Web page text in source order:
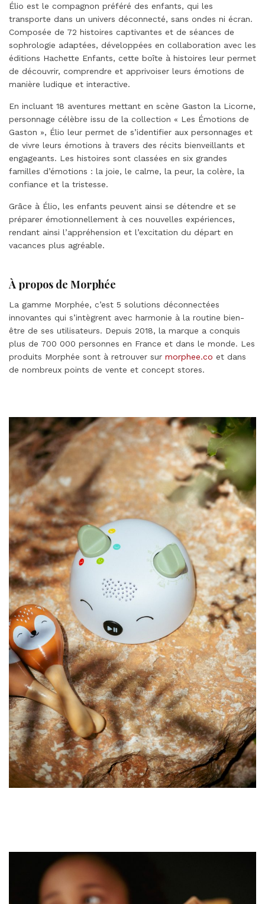
Élio est le compagnon préféré des enfants, qui les
transporte dans un univers déconnecté, sans ondes ni écran.
Composée de 72 histoires captivantes et de séances de
sophrologie adaptées, développées en collaboration avec les
éditions Hachette Enfants, cette boîte à histoires leur permet
de découvrir, comprendre et apprivoiser leurs émotions de
manière ludique et interactive.
En incluant 18 aventures mettant en scène Gaston la Licorne,
personnage célèbre issu de la collection « Les Émotions de
Gaston », Élio leur permet de s’identifier aux personnages et
de vivre leurs émotions à travers des récits bienveillants et
engageants. Les histoires sont classées en six grandes
familles d’émotions : la joie, le calme, la peur, la colère, la
confiance et la tristesse.
Grâce à Élio, les enfants peuvent ainsi se détendre et se
préparer émotionnellement à ces nouvelles expériences,
rendant ainsi l’appréhension et l’excitation du départ en
vacances plus agréable.
À propos de Morphée
La gamme Morphée, c’est 5 solutions déconnectées
innovantes qui s’intègrent avec harmonie à la routine bien-
être de ses utilisateurs. Depuis 2018, la marque a conquis
plus de 700 000 personnes en France et dans le monde. Les
produits Morphée sont à retrouver sur morphee.co et dans
de nombreux points de vente et concept stores.